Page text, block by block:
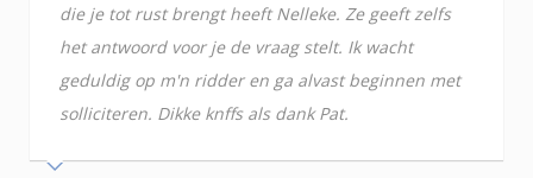
die je tot rust brengt heeft Nelleke. Ze geeft zelfs
het antwoord voor je de vraag stelt. Ik wacht
geduldig op m'n ridder en ga alvast beginnen met
solliciteren. Dikke knffs als dank Pat.